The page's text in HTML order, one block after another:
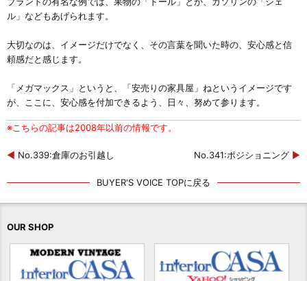
ル」などもあげられます。
大切なのは、イメージだけでなく、その言葉を聞いた時の、安心感と信
頼感だと感じます。
「メガマックス」というと、「安売りの家具屋」ね というイメージです
が、ここに、安心感を付加できるよう、日々、努めて参ります。
※こちらの記事は2008年以前の情報です。
◀ No.339:倉庫のお引越し No.341:ポジショニング ▶
BUYER'S VOICE TOPに戻る
OUR SHOP